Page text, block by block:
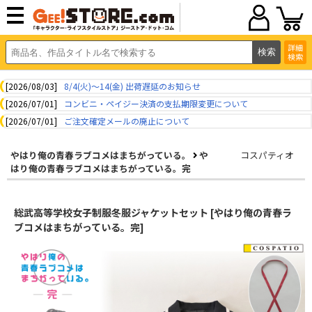
詳細
検索
[2026/08/03]
8/4(火)～14(金) 出荷遅延のお知らせ
[2026/07/01]
コンビニ・ペイジー決済の支払期限変更について
[2026/07/01]
ご注文確定メールの廃止について
やはり俺の青春ラブコメはまちがっている。
や
はり俺の青春ラブコメはまちがっている。完
コスパティオ
総武高等学校女子制服冬服ジャケットセット [やはり俺の青春ラ
ブコメはまちがっている。完]